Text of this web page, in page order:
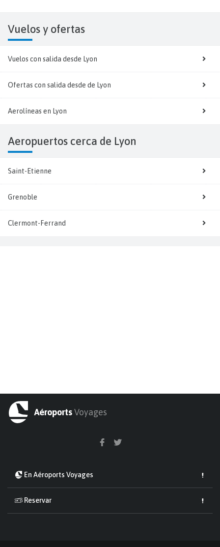
Vuelos y ofertas
Vuelos con salida desde Lyon
Ofertas con salida desde de Lyon
Aerolíneas en Lyon
Aeropuertos cerca de Lyon
Saint-Etienne
Grenoble
Clermont-Ferrand
AéroportsVoyages
En Aéroports Voyages
Reservar